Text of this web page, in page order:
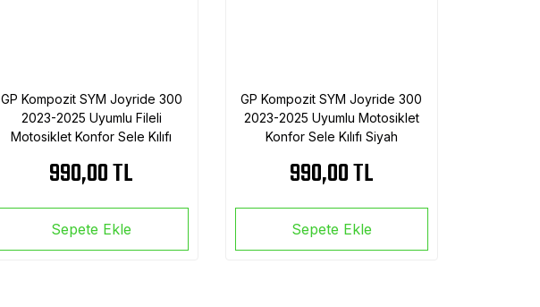
GP Kompozit SYM Joyride 300
2023-2025 Uyumlu Fileli
Motosiklet Konfor Sele Kılıfı
990,00 TL
Sepete Ekle
GP Kompozit SYM Joyride 300
2023-2025 Uyumlu Motosiklet
Konfor Sele Kılıfı Siyah
990,00 TL
Sepete Ekle